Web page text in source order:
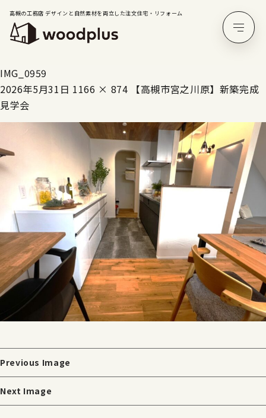
高槻の工務店 デザインと自然素材を両立した注文住宅・リフォーム
IMG_0959
2026年5月31日 1166 × 874
【高槻市宮之川原】新築完成
見学会
Previous Image
Next Image